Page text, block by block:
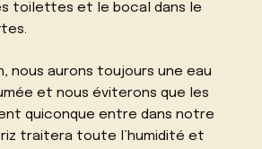
toilettes et le bocal dans le
nous aurons toujours une eau
et nous éviterons que les
quiconque entre dans notre
traitera toute l’humidité et